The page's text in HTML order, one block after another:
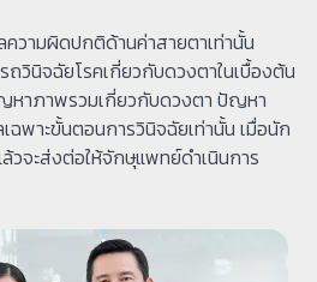
วามผิดปกติด้านค่าสายตาเท่านั้น
ถวินิจฉัยโรคเกี่ยวกับดวงตาในเบื้องต้น
ญหาภาพรวมเกี่ยวกับดวงตา ปัญหา
ฉพาะขั้นตอนการวินิจฉัยเท่านั้น เมื่อนัก
วจะส่งต่อให้จักษุแพทย์ดำเนินการ